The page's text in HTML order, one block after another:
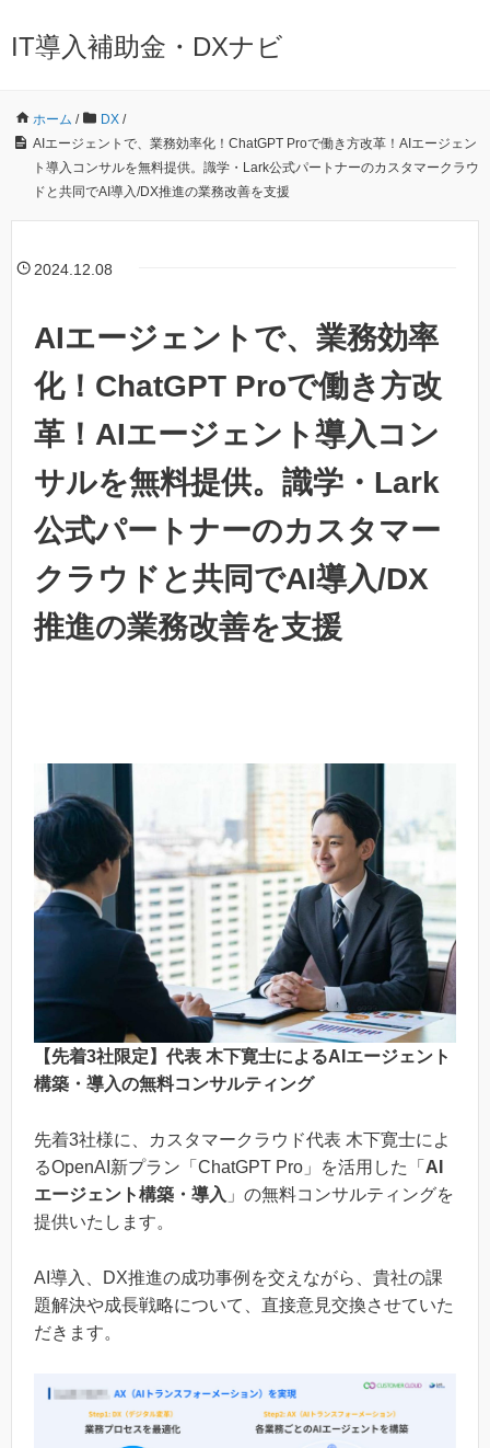
IT導入補助金・DXナビ
ホーム / DX /
AIエージェントで、業務効率化！ChatGPT Proで働き方改革！AIエージェン
ト導入コンサルを無料提供。識学・Lark公式パートナーのカスタマークラウ
ドと共同でAI導入/DX推進の業務改善を支援
2024.12.08
AIエージェントで、業務効率
化！ChatGPT Proで働き方改
革！AIエージェント導入コン
サルを無料提供。識学・Lark
公式パートナーのカスタマー
クラウドと共同でAI導入/DX
推進の業務改善を支援
【先着3社限定】代表 木下寛士によるAIエージェント
構築・導入の無料コンサルティング
先着3社様に、カスタマークラウド代表 木下寛士によ
るOpenAI新プラン「ChatGPT Pro」を活用した「 AI
エージェント構築・導入 」の無料コンサルティングを
提供いたします。
AI導入、DX推進の成功事例を交えながら、貴社の課
題解決や成長戦略について、直接意見交換させていた
だきます。